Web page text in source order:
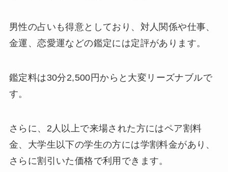
男性の占いも得意としており、対人関係や仕事、
金運、恋愛運などの鑑定には定評があります。
鑑定料は30分2,500円からと大変リーズナブルで
す。
さらに、2人以上で来場された方にはペア割料
金、大学生以下の学生の方には学割料金があり、
さらに割引いた価格で利用できます。